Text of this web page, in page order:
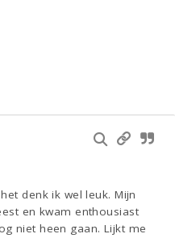
denk ik wel leuk. Mijn
en kwam enthousiast
niet heen gaan. Lijkt me